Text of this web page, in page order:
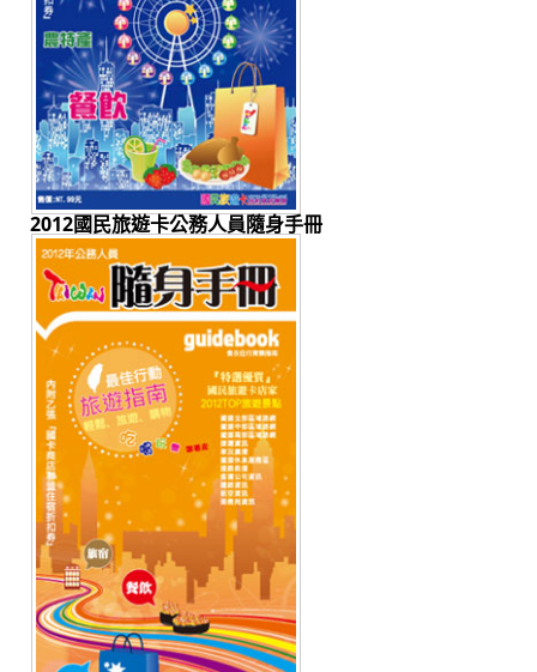
2012國民旅遊卡公務人員隨身手冊